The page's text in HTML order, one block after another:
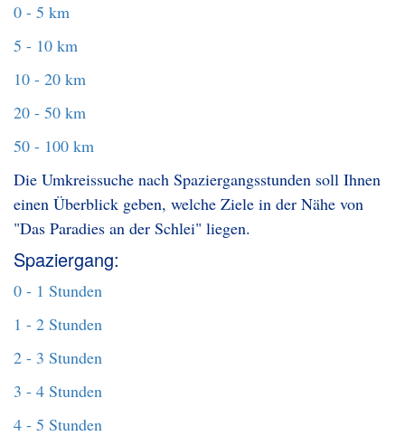
0 - 5 km
5 - 10 km
10 - 20 km
20 - 50 km
50 - 100 km
Die Umkreissuche nach Spaziergangsstunden soll Ihnen
einen Überblick geben, welche Ziele in der Nähe von
"Das Paradies an der Schlei" liegen.
Spaziergang:
0 - 1 Stunden
1 - 2 Stunden
2 - 3 Stunden
3 - 4 Stunden
4 - 5 Stunden